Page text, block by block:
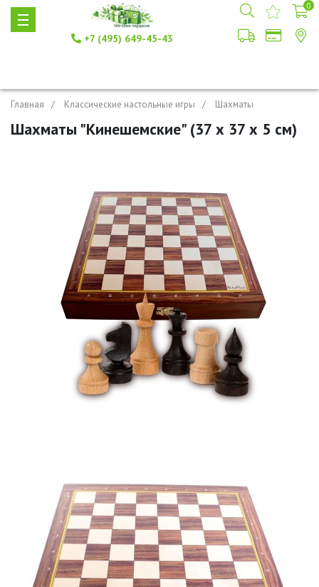
+7 (495) 649-45-43
0
Главная Классические настольные игры Шахматы
Шахматы "Кинешемские" (37 х 37 х 5 см)